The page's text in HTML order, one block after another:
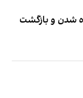
شدن و بازگشت